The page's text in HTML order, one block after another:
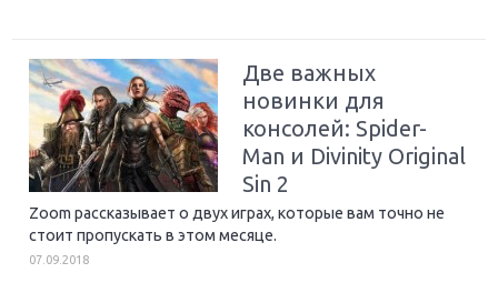
Две важных
новинки для
консолей: Spider-
Man и Divinity Original
Sin 2
Zoom рассказывает о двух играх, которые вам точно не
стоит пропускать в этом месяце.
07.09.2018